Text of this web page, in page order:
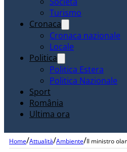
Turismo
Cronaca
Cronaca nazionale
Locale
Politica
Politica Estera
Politica Nazionale
Sport
România
Ultima ora
Home/Attualità/Ambiente/Il ministro